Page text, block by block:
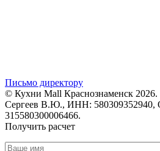
Письмо директору
© Кухни Mall Краснознаменск
Сергеев В.Ю., ИНН:
315580300006466.
Получить расчет